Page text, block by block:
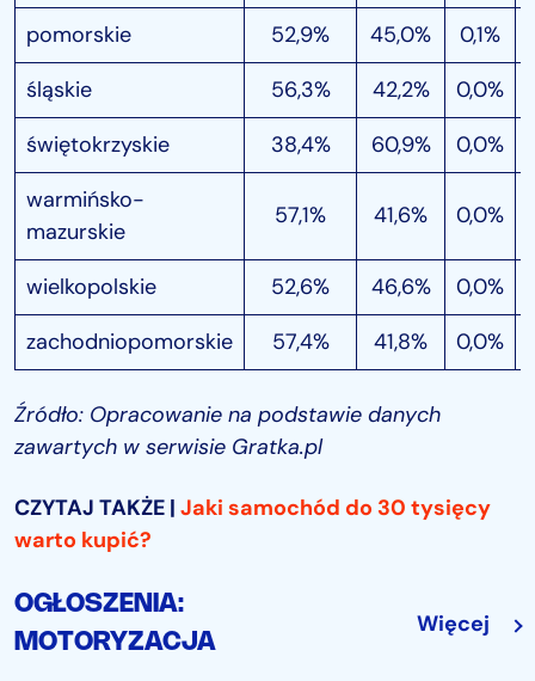
pomorskie 52,9% 45,0%
0,1%
śląskie
56,3% 42,2%
0,0%
świętokrzyskie
38,4% 60,9%
0,0%
warmińsko-
mazurskie
57,1% 41,6% 0,0%
wielkopolskie 52,6% 46,6%
0,0%
zachodniopomorskie
57,4% 41,8% 0,0%
Źródło: Opracowanie na podstawie danych
zawartych w serwisie Gratka.pl
CZYTAJ TAKŻE | Jaki samochód do 30 tysięcy
warto kupić?
OGŁOSZENIA:
MOTORYZACJA
Więcej